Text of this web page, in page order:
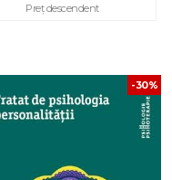
Preț descendent
-30%